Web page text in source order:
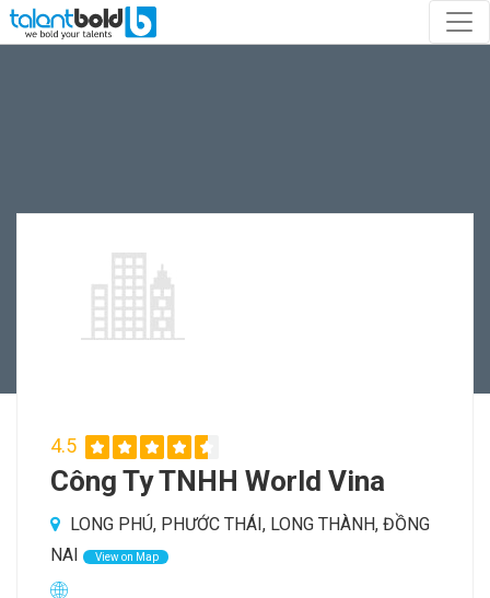
4.5
Công Ty TNHH World Vina
LONG PHÚ, PHƯỚC THÁI, LONG THÀNH, ĐỒNG
NAI
View on Map